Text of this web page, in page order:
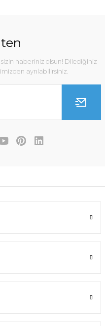
haberiniz olsun! Dilediğiniz
ayrılabilirsiniz.